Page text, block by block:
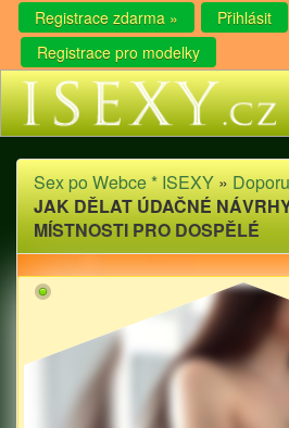
Registrace zdarma »
Přihlásit
Registrace pro modelky
Sex po Webce * ISEXY »
JAK DĚLAT ÚDAČNÉ
MÍSTNOSTI PRO DOSPĚLÉ